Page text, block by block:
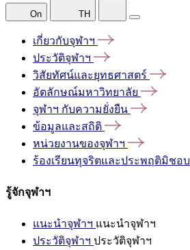
On TH
เกี่ยวกับจุฬาฯ
ประวัติจุฬาฯ
วิสัยทัศน์และยุทธศาสตร์
อัตลักษณ์มหาวิทยาลัย
จุฬาฯ กับความยั่งยืน
ข้อมูลและสถิติ
หน่วยงานของจุฬาฯ
ร้องเรียนทุจริตและประพฤติมิชอบ
รู้จักจุฬาฯ
แนะนำจุฬาฯ แนะนำจุฬาฯ
ประวัติจุฬาฯ ประวัติจุฬาฯ